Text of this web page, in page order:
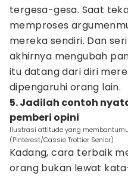
tergesa-gesa. Saat
memproses
mereka sendiri. Dan
akhirnya mengubah
itu datang dari diri
dipengaruhi orang lain.
5. Jadilah contoh
pemberi opini
Ilustrasi attitude yang
(Pinterest/Cassie Trottier Senior)
Kadang, cara terbaik
orang bukan lewat